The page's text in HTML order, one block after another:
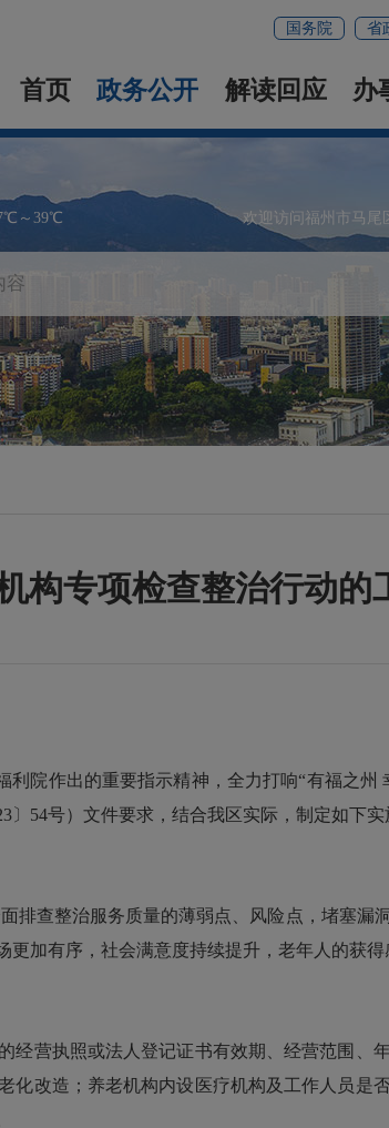
国务院 省
首页 政务公开 解读回应 办
～39℃ 欢迎访问福州市马尾
构专项检查整治行动的
作出的重要指示精神，全力打响“有福之州
54号）文件要求，结合我区实际，制定如下实
查整治服务质量的薄弱点、风险点，堵塞漏
加有序，社会满意度持续提升，老年人的获得
营执照或法人登记证书有效期、经营范围、
化改造；养老机构内设医疗机构及工作人员是